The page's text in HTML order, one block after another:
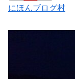
にほんブログ村